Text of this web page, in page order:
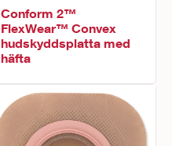
Conform 2™
FlexWear™ Convex
hudskyddsplatta med
häfta